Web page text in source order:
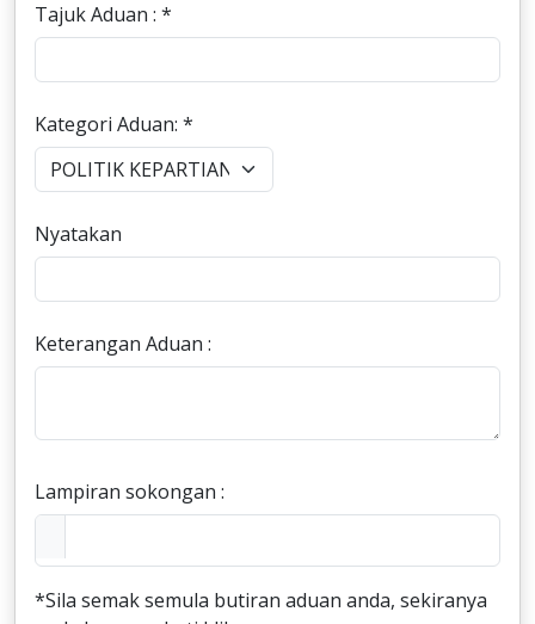
Tajuk Aduan : *
Kategori Aduan: *
Nyatakan
Keterangan Aduan :
Lampiran sokongan :
*Sila semak semula butiran aduan anda, sekiranya